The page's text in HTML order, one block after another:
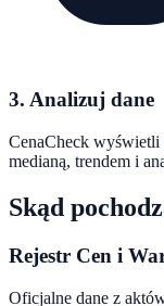
3. Analizuj dane
CenaCheck wyświetli
medianą, trendem i
Skąd
Rejestr Cen i
Oficjalne dane z